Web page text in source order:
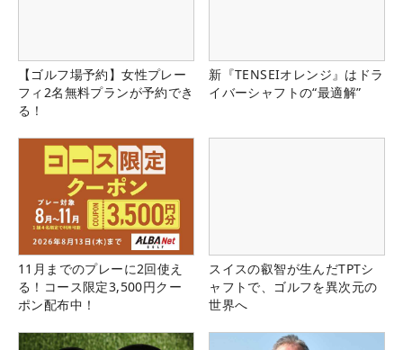
【ゴルフ場予約】女性プレー
フィ2名無料プランが予約でき
る！
新『TENSEIオレンジ』はドラ
イバーシャフトの“最適解”
11月までのプレーに2回使え
る！コース限定3,500円クー
ポン配布中！
スイスの叡智が生んだTPTシ
ャフトで、ゴルフを異次元の
世界へ